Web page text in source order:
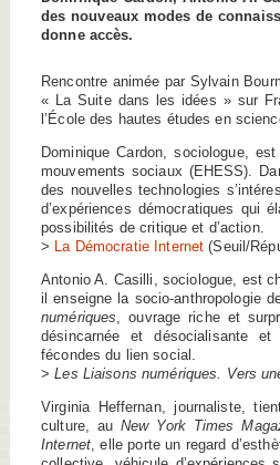
des nouveaux modes de
donne accès.
Rencontre animée par Sylvain
« La Suite dans les idées » sur
l’École des hautes études en
Dominique Cardon, sociologue,
mouvements sociaux (EHESS).
des nouvelles technologies
d’expériences démocratiques qui
possibilités de critique et d’action.
>
La Démocratie Internet (Seuil/
Antonio A. Casilli, sociologue, est
il enseigne la socio-anthropologie
numériques, ouvrage riche et
désincarnée et désocialisante
fécondes du lien social.
>Les Liaisons numériques. Vers
Virginia Heffernan, journaliste,
culture, auNew York Times
Internet, elle porte un regard